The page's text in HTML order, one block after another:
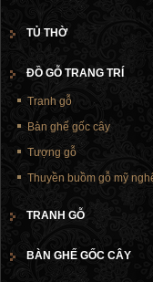
TỦ THỜ
ĐỒ GỖ TRANG TRÍ
Tranh gỗ
Bàn ghế gốc cây
Tượng gỗ
Thuyền buồm gỗ mỹ
TRANH GỖ
BÀN GHẾ GỐC CÂY